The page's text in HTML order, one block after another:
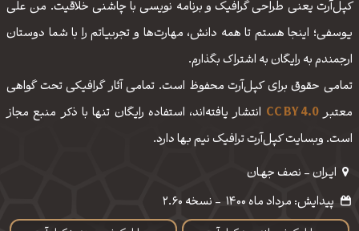
کپل‌آرت یعنی طراحی گرافیک و برنامه نویسی با چاشنی خلاقیت. من علی
یوسفی؛ اینجا هستم تا همه دانش، مهارت‌‌ها و تجربیاتم را با شما دوستان
ارجمندم به رایگان به اشتراک بگذارم.
تمامی حقوق برای کپل‌آرت محفوظ است. تمامی آثار گرافیکی تحت گواهی
معتبرCC BY 4.0 انتشار یافته‌اند، استفاده رایگان تنها با ذکر منبع مجاز
است. وبسایت کپل‌آرت ترافیک نیم بها دارد.
ایـران - نصف جهـان
پیدایش: مرداد ماه 1400 - نسخه 2.60